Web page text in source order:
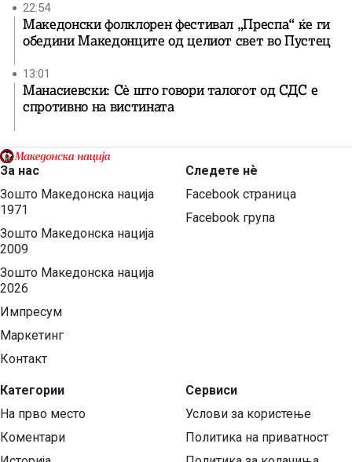
22:54
Македонски фолклорен фестивал „Преспа“ ќе ги
обедини Македонците од целиот свет во Пустец
13:01
Манасиевски: Сè што говори талогот од СДС е
спротивно на вистината
За нас
Зошто Македонска нација
1971
Зошто Македонска нација
2009
Зошто Македонска нација
2026
Импресум
Маркетинг
Контакт
Категории
На прво место
Коментари
Следете нѐ
Facebook страница
Facebook група
Сервиси
Услови за користење
Политика на приватност